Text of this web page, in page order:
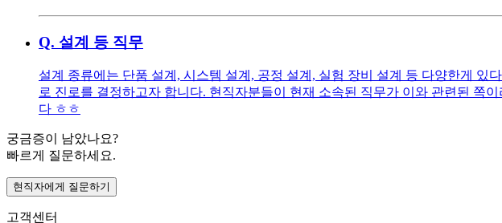
Q. 설계 등 직무
설계 종류에는 단품 설계, 시스템 설계, 공정 설계, 실험 장비 설계 등 다양한게
로 진로를 결정하고자 합니다. 현직자분들이 현재 소속된 직무가 이와 관련된 쪽
다 ㅎㅎ
궁금증이 남았나요?
빠르게 질문하세요.
현직자에게 질문하기
고객센터